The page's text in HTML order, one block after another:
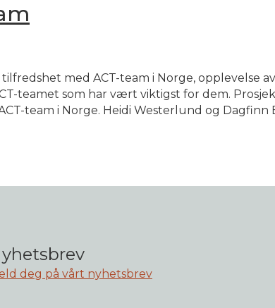
med ACT-team i Norge, opplevelse
teamet som har vært viktigst for dem.
team i Norge. Heidi Westerlund og Dagfinn
deg på vårt nyhetsbrev